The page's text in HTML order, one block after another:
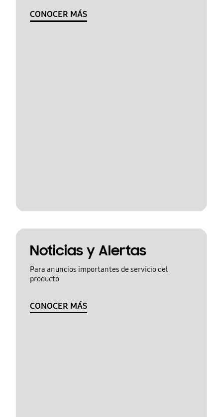
CONOCER MÁS
Noticias y Alertas
Para anuncios importantes de servicio del
producto
CONOCER MÁS